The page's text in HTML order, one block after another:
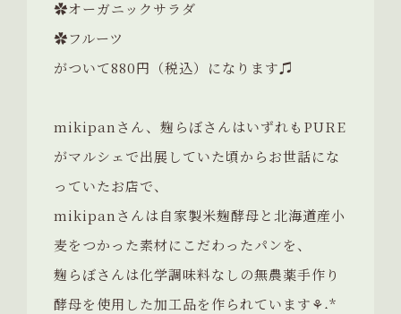
✿オーガニックサラダ
✿フルーツ
がついて880円（税込）になります♫
mikipanさん、麹らぼさんはいずれもPURE
がマルシェで出展していた頃からお世話にな
っていたお店で、
mikipanさんは自家製米麹酵母と北海道産小
麦をつかった素材にこだわったパンを、
麹らぼさんは化学調味料なしの無農薬手作り
酵母を使用した加工品を作られています⚘˖*